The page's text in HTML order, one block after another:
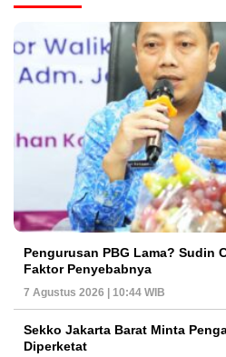
Pengurusan PBG Lama? Sudin
Faktor Penyebabnya
7 Agustus 2026 | 10:44 WIB
Sekko Jakarta Barat Minta
Diperketat